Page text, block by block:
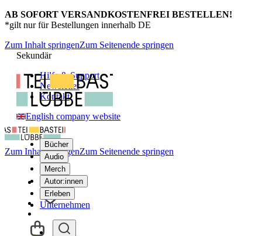
AB SOFORT VERSANDKOSTENFREI BESTELLEN!
*gilt nur für Bestellungen innerhalb DE
Zum Inhalt springenZum Seitenende springen
Sekundär
Hilfe & Support
Newsletter
Kontakt
English company website
Bücher
Audio
Merch
Autor:innen
Erleben
Unternehmen
Zum Inhalt springenZum Seitenende springen